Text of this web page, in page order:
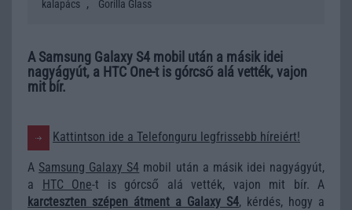
kalapács , Gorilla Glass
A Samsung Galaxy S4 mobil után a másik idei
nagyágyút, a HTC One-t is górcső alá vették, vajon
mit bír.
Kattintson ide a Telefonguru legfrissebb híreiért!
A Samsung Galaxy S4 mobil után a másik idei nagyágyút,
a HTC One-t is górcső alá vették, vajon mit bír. A
karcteszten szépen átment a Galaxy S4, kérdés, hogy a